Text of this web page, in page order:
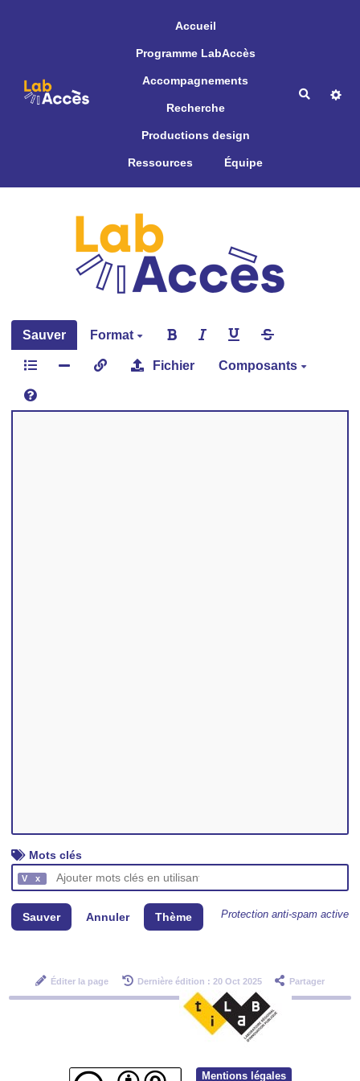
Accueil
Programme LabAccès
Accompagnements
Recherche
Productions design
Ressources Équipe
Sauver Format
Fichier Composants
Mots clés
V
Sauver Annuler Thème Protection anti-spam active
Éditer la page Dernière édition : 20 Oct 2025 Partager
Mentions légales